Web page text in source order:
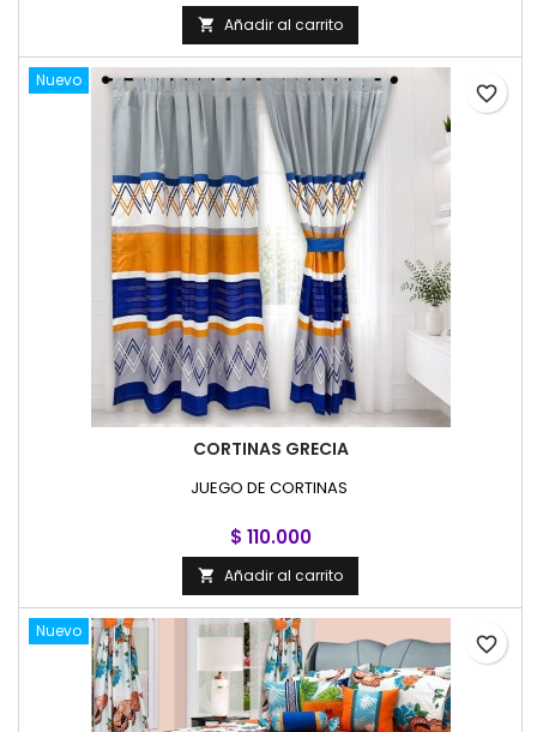
 Añadir al carrito
Nuevo
CORTINAS GRECIA
JUEGO DE CORTINAS
$ 110.000
 Añadir al carrito
favorite_border
Nuevo
favorite_border